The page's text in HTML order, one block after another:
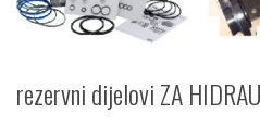
rezervni dijelovi ZA